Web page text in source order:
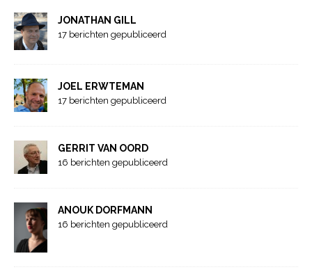
JONATHAN GILL
17 berichten gepubliceerd
JOEL ERWTEMAN
17 berichten gepubliceerd
GERRIT VAN OORD
16 berichten gepubliceerd
ANOUK DORFMANN
16 berichten gepubliceerd